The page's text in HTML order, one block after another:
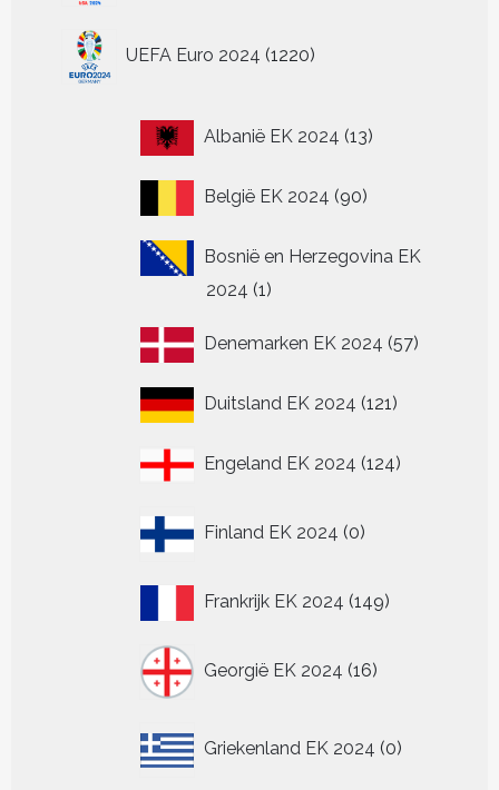
UEFA Euro 2024 1220
producten
Albanië EK 2024 1313
België EK 2024 9090
Bosnië en Herzegovina EK
2024 11
Denemarken EK 2024 5757
Duitsland EK 2024 121121
Engeland EK 2024 124124
Finland EK 2024 0
producten
Frankrijk EK 2024 149149
Georgië EK 2024 16
producten
Griekenland EK 2024 0
producten